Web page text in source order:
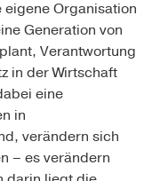
Organisation
Generation von
Verantwortung
in der Wirtschaft
eine
in
verändern sich
– es verändern